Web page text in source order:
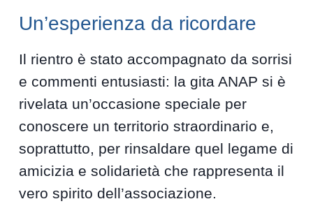
Un’esperienza da ricordare
Il rientro è stato accompagnato da sorrisi
e commenti entusiasti: la gita ANAP si è
rivelata un’occasione speciale per
conoscere un territorio straordinario e,
soprattutto, per rinsaldare quel legame di
amicizia e solidarietà che rappresenta il
vero spirito dell’associazione.